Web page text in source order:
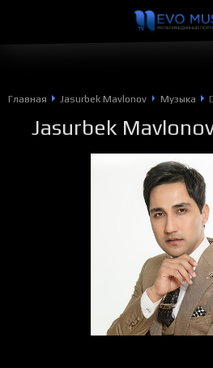
Главная Jasurbek Mavlonov Музыка
Jasurbek